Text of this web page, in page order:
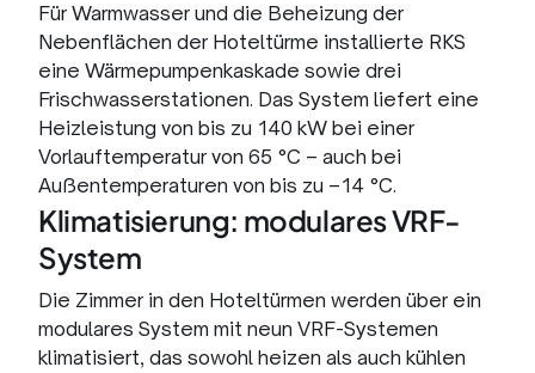
Für Warmwasser und die Beheizung der
Nebenflächen der Hoteltürme installierte RKS
eine Wärmepumpenkaskade sowie drei
Frischwasserstationen. Das System liefert eine
Heizleistung von bis zu 140 kW bei einer
Vorlauftemperatur von 65 °C – auch bei
Außentemperaturen von bis zu –14 °C.
Klimatisierung: modulares VRF-
System
Die Zimmer in den Hoteltürmen werden über ein
modulares System mit neun VRF-Systemen
klimatisiert, das sowohl heizen als auch kühlen